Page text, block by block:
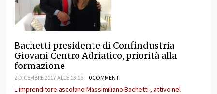
Bachetti presidente di Confindustria
Giovani Centro Adriatico, priorità alla
formazione
2 DICEMBRE 2017 ALLE 13:16 0 COMMENTI
L imprenditore ascolano Massimiliano Bachetti , attivo nel